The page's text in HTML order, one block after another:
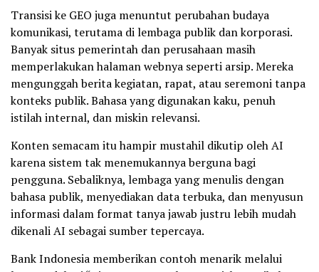
Transisi ke GEO juga menuntut perubahan budaya
komunikasi, terutama di lembaga publik dan korporasi.
Banyak situs pemerintah dan perusahaan masih
memperlakukan halaman webnya seperti arsip. Mereka
mengunggah berita kegiatan, rapat, atau seremoni tanpa
konteks publik. Bahasa yang digunakan kaku, penuh
istilah internal, dan miskin relevansi.
Konten semacam itu hampir mustahil dikutip oleh AI
karena sistem tak menemukannya berguna bagi
pengguna. Sebaliknya, lembaga yang menulis dengan
bahasa publik, menyediakan data terbuka, dan menyusun
informasi dalam format tanya jawab justru lebih mudah
dikenali AI sebagai sumber tepercaya.
Bank Indonesia memberikan contoh menarik melalui